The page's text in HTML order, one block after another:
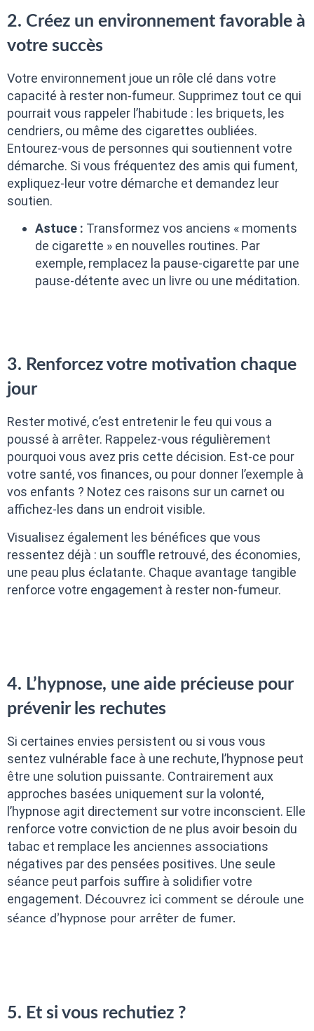
2. Créez un environnement favorable à
votre succès
Votre environnement joue un rôle clé dans votre
capacité à rester non-fumeur. Supprimez tout ce qui
pourrait vous rappeler l’habitude : les briquets, les
cendriers, ou même des cigarettes oubliées.
Entourez-vous de personnes qui soutiennent votre
démarche. Si vous fréquentez des amis qui fument,
expliquez-leur votre démarche et demandez leur
soutien.
Astuce : Transformez vos anciens « moments
de cigarette » en nouvelles routines. Par
exemple, remplacez la pause-cigarette par une
pause-détente avec un livre ou une méditation.
3. Renforcez votre motivation chaque
jour
Rester motivé, c’est entretenir le feu qui vous a
poussé à arrêter. Rappelez-vous régulièrement
pourquoi vous avez pris cette décision. Est-ce pour
votre santé, vos finances, ou pour donner l’exemple à
vos enfants ? Notez ces raisons sur un carnet ou
affichez-les dans un endroit visible.
Visualisez également les bénéfices que vous
ressentez déjà : un souffle retrouvé, des économies,
une peau plus éclatante. Chaque avantage tangible
renforce votre engagement à rester non-fumeur.
4. L’hypnose, une aide précieuse pour
prévenir les rechutes
Si certaines envies persistent ou si vous vous
sentez vulnérable face à une rechute, l’hypnose peut
être une solution puissante. Contrairement aux
approches basées uniquement sur la volonté,
l’hypnose agit directement sur votre inconscient. Elle
renforce votre conviction de ne plus avoir besoin du
tabac et remplace les anciennes associations
négatives par des pensées positives. Une seule
séance peut parfois suffire à solidifier votre
engagement. Découvrez ici comment se déroule une
séance d’hypnose pour arrêter de fumer.
5. Et si vous rechutiez ?